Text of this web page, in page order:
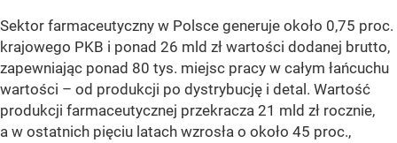
Sektor farmaceutyczny w Polsce generuje około 0,75 proc.
krajowego PKB i ponad 26 mld zł wartości dodanej brutto,
zapewniając ponad 80 tys. miejsc pracy w całym łańcuchu
wartości – od produkcji po dystrybucję i detal. Wartość
produkcji farmaceutycznej przekracza 21 mld zł rocznie,
a w ostatnich pięciu latach wzrosła o około 45 proc.,